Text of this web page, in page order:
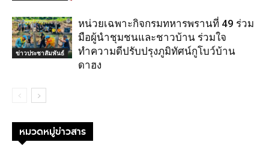
ข่าวประชาสัมพันธ์
หน่วยเฉพาะกิจกรมทหารพรานที่ 49 ร่วม
มือผู้นำชุมชนและชาวบ้าน ร่วมใจ
ทำความดีปรับปรุงภูมิทัศน์กูโบว์บ้าน
ดาฮง
หมวดหมู่ข่าวสาร